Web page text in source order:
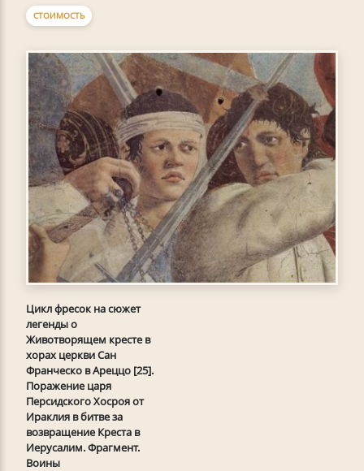
СТОИМОСТЬ
Цикл фресок на сюжет
легенды о
Животворящем кресте в
хорах церкви Сан
Франческо в Ареццо [25].
Поражение царя
Персидского Хосроя от
Ираклия в битве за
возвращение Креста в
Иерусалим. Фрагмент.
Воины